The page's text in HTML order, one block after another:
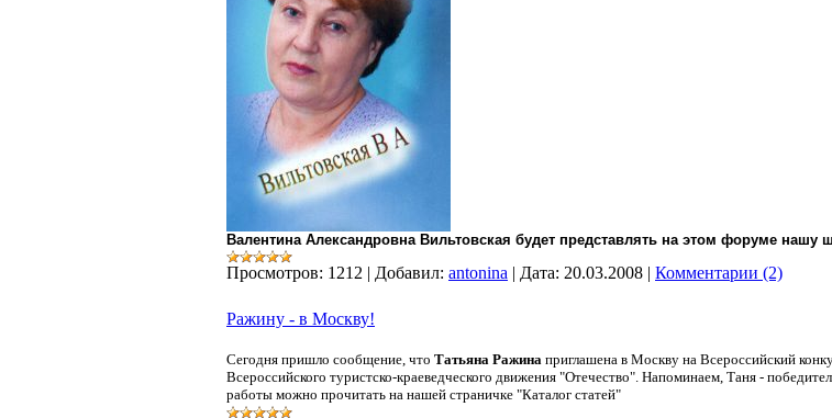
Валентина Александровна Вильтовская будет представлять на этом форуме
Просмотров: 1212 | Добавил: antonina | Дата: 20.03.2008 | Комментарии (2)
Ражину - в Москву!
Сегодня пришло сообщение, что Татьяна Ражина приглашена в Москву на Всероссийский
Всероссийского туристско-краеведческого движения "Отечество". Напоминаем, Таня -
работы можно прочитать на нашей страничке "Каталог статей"